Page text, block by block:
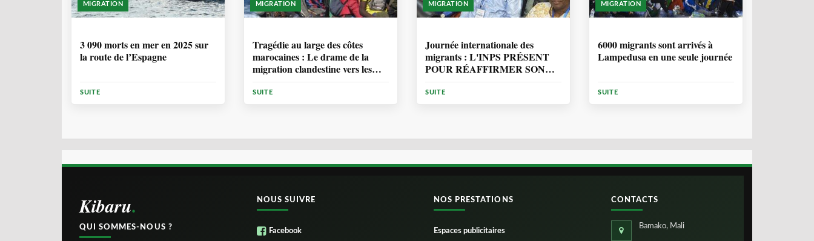
MIGRATION
3 090 morts en mer en 2025 sur
la route de l’Espagne
SUITE
MIGRATION
Tragédie au large des côtes
marocaines : Le drame de la
migration clandestine vers les
SUITE
MIGRATION
Journée internationale des
migrants : L'INPS PRÉSENT
POUR RÉAFFIRMER SON
MATIÈRE DE PROTECTION
SUITE
MIGRATION
6000 migrants sont arrivés à
Lampedusa en une seule journée
SUITE
Kibaru
QUI SOMMES-NOUS ?
NOUS SUIVRE
Facebook
NOS PRESTATIONS
Espaces publicitaires
CONTACTS
Bamako, Mali